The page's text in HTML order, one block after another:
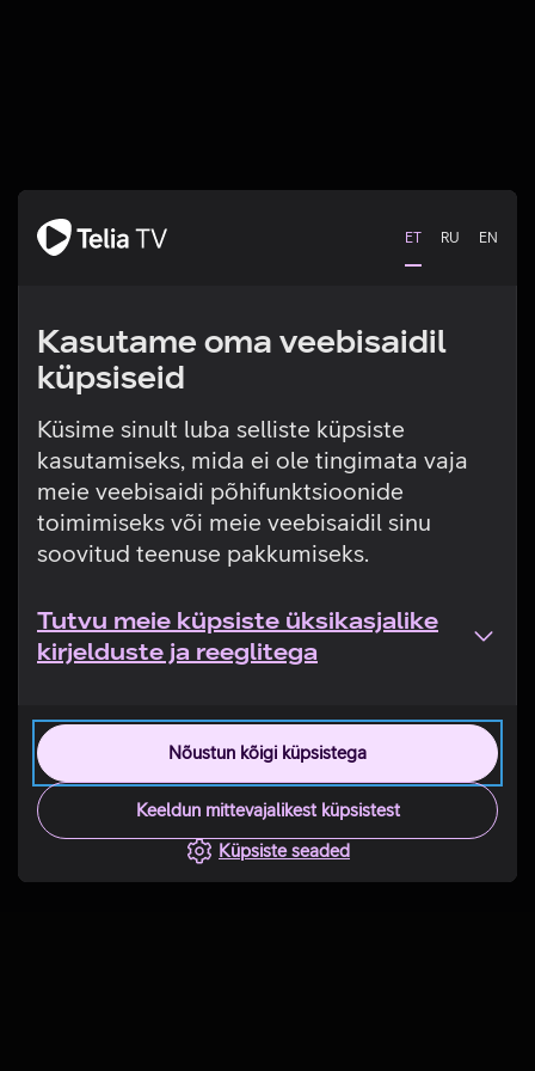
ET RU EN
Kasutame oma veebisaidil
küpsiseid
Küsime sinult luba selliste küpsiste
kasutamiseks, mida ei ole tingimata vaja
meie veebisaidi põhifunktsioonide
toimimiseks või meie veebisaidil sinu
soovitud teenuse pakkumiseks.
Tutvu meie küpsiste üksikasjalike
kirjelduste ja reeglitega
Nõustun kõigi küpsistega
Keeldun mittevajalikest küpsistest
Küpsiste seaded
Tehniline viga